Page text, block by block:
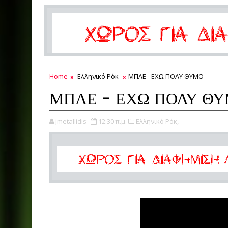
Home Ελληνικό Ρόκ ΜΠΛΕ - ΕΧΩ ΠΟΛΥ ΘΥΜΟ
ΜΠΛΕ - ΕΧΩ ΠΟΛΥ
jmetallidis 12:30 π.μ. Ελληνικό Ρόκ,